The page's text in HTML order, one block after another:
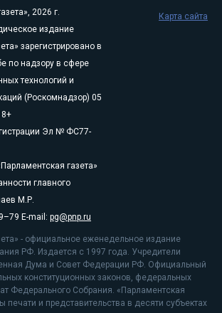
2026 г.
издание
зарегистрировано в
по надзору в сфере
технологий и
(Роскомнадзор) 05
Эл № ФС77-
газета»
главного
М.Р.
E-mail: pg@pnp.ru
- официальное еженедельное издание
РФ. Издается с 1997 года. Учредители
Дума и Совет Федерации РФ. Официальный
конституционных законов, федеральных
Федерального Собрания. «Парламентская
печати и представительства в десяти субъектах
Карта сайта